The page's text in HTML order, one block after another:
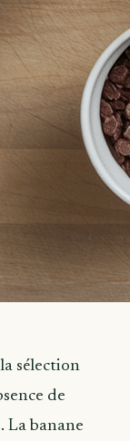
sélection
de
La banane